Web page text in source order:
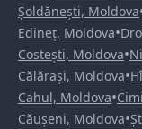
Șoldănești, Moldova
Edineț, Moldova•
Costești, Moldova•
Călărași, Moldova•
Cahul, Moldova•
Căușeni, Moldova•